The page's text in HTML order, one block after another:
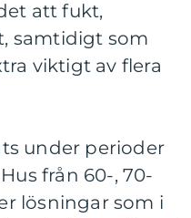
att fukt,
samtidigt som
viktigt av flera
under perioder
från 60-, 70-
lösningar som i